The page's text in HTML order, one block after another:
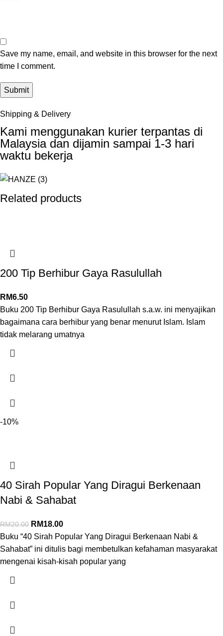
Save my name, email, and website in this browser for the next
time I comment.
Shipping & Delivery
Kami menggunakan kurier terpantas di
Malaysia dan dijamin sampai 1-3 hari
waktu bekerja
Related products
200 Tip Berhibur Gaya Rasulullah
RM6.50
Buku 200 Tip Berhibur Gaya Rasulullah s.a.w. ini menyajikan
bagaimana cara berhibur yang benar menurut Islam. Islam
tidak melarang umatnya
-10%
40 Sirah Popular Yang Diragui Berkenaan
Nabi & Sahabat
RM20.00 RM18.00
Buku “40 Sirah Popular Yang Diragui Berkenaan Nabi &
Sahabat” ini ditulis bagi membetulkan kefahaman masyarakat
mengenai kisah-kisah popular yang